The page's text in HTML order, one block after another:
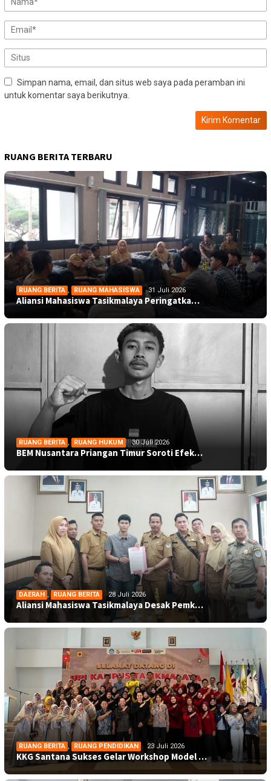
Simpan nama, email, dan situs web saya pada peramban ini
untuk komentar saya berikutnya.
RUANG BERITA TERBARU
RUANG BERITA , RUANG MAHASISWA 31 Juli 2026
Aliansi Mahasiswa Tasikmalaya Peringatka…
RUANG BERITA , RUANG HUKUM 30 Juli 2026
BEM Nusantara Priangan Timur Soroti Efek…
DAERAH , RUANG BERITA 28 Juli 2026
Aliansi Mahasiswa Tasikmalaya Desak Pemk…
RUANG BERITA , RUANG PENDIDIKAN 23 Juli 2026
KKG Santana Sukses Gelar Workshop Model …